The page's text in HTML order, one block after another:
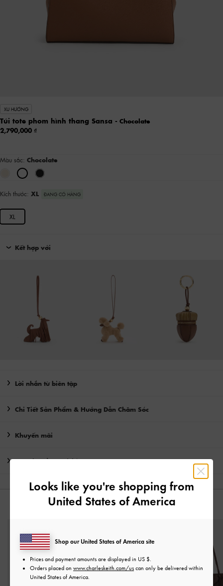
XU HƯỚNG
Túi tote phom hình thang Sansa - Chocolate
2,790,000
Màu sắc: Chocolate
Kích thước: XL ĐANG CÓ HÀNG
XL
Kết hợp với
Lời nhắn từ biên tập
Chi Tiết Sản Phẩm & Hướng Dẫn Chăm Sóc
Khuyến mãi
Vận chuyển & trả hàng
CÓ THỂ BẠN SẼ THÍCH
Looks like you're shopping from
United States of America
Shop our United States of America site
Prices and payment amounts are displayed in US $
Orders placed on www.charleskeith.com/us can only be delivered within
United States of America.